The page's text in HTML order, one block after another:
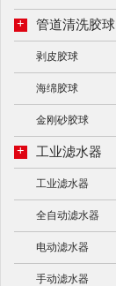
+ 管道清洗胶球
剥皮胶球
海绵胶球
金刚砂胶球
+ 工业滤水器
工业滤水器
全自动滤水器
电动滤水器
手动滤水器